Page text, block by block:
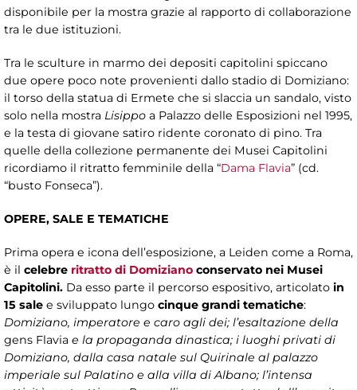
disponibile per la mostra grazie al rapporto di collaborazione
tra le due istituzioni.
Tra le sculture in marmo dei depositi capitolini spiccano
due opere poco note provenienti dallo stadio di Domiziano:
il torso della statua di Ermete che si slaccia un sandalo, visto
solo nella mostra Lisippo a Palazzo delle Esposizioni nel 1995,
e la testa di giovane satiro ridente coronato di pino. Tra
quelle della collezione permanente dei Musei Capitolini
ricordiamo il ritratto femminile della “Dama Flavia” (cd.
“busto Fonseca”).
OPERE, SALE E TEMATICHE
Prima opera e icona dell’esposizione, a Leiden come a Roma,
è il celebre ritratto di Domiziano conservato nei Musei
Capitolini. Da esso parte il percorso espositivo, articolato in
15 sale e sviluppato lungo cinque grandi tematiche:
Domiziano, imperatore e caro agli dei; l’esaltazione della
gens Flavia e la propaganda dinastica; i luoghi privati di
Domiziano, dalla casa natale sul Quirinale al palazzo
imperiale sul Palatino e alla villa di Albano; l’intensa